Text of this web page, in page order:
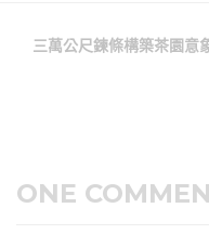
三萬公尺鍊條構築茶園意
ONE